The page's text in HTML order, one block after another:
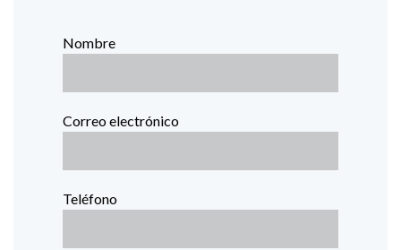
Nombre
Correo electrónico
Teléfono